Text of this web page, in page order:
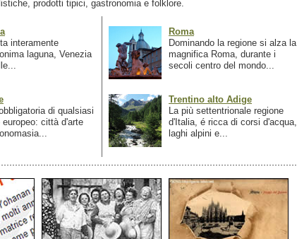
prodotti tipici, gastronomia e folklore.
interamente
laguna, Venezia
di qualsiasi
europeo: città d'arte
Roma
Dominando la regione si alza la
magnifica Roma, durante i
secoli centro del mondo...
Trentino alto Adige
La più settentrionale regione
d'Italia, é ricca di corsi d'acqua,
laghi alpini e...